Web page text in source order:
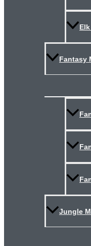
Fantasy
Jungle